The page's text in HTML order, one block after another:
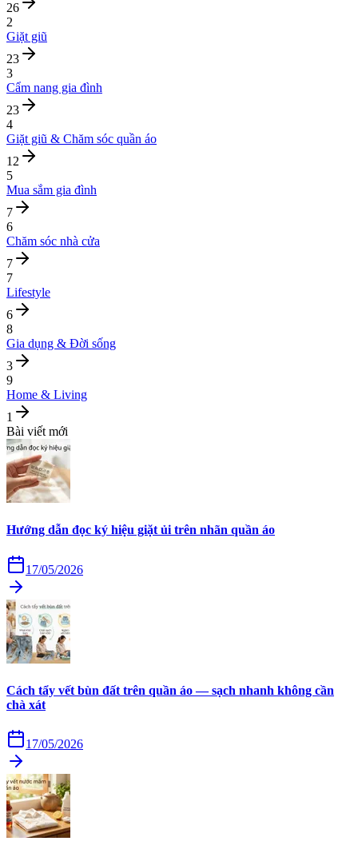
26
2
Giặt giũ
23
3
Cẩm nang gia đình
23
4
Giặt giũ & Chăm sóc quần áo
12
5
Mua sắm gia đình
7
6
Chăm sóc nhà cửa
7
7
Lifestyle
6
8
Gia dụng & Đời sống
3
9
Home & Living
1
Bài viết mới
Hướng dẫn đọc ký hiệu giặt ủi trên nhãn quần áo
17/05/2026
Cách tẩy vết bùn đất trên quần áo — sạch nhanh không cần
chà xát
17/05/2026